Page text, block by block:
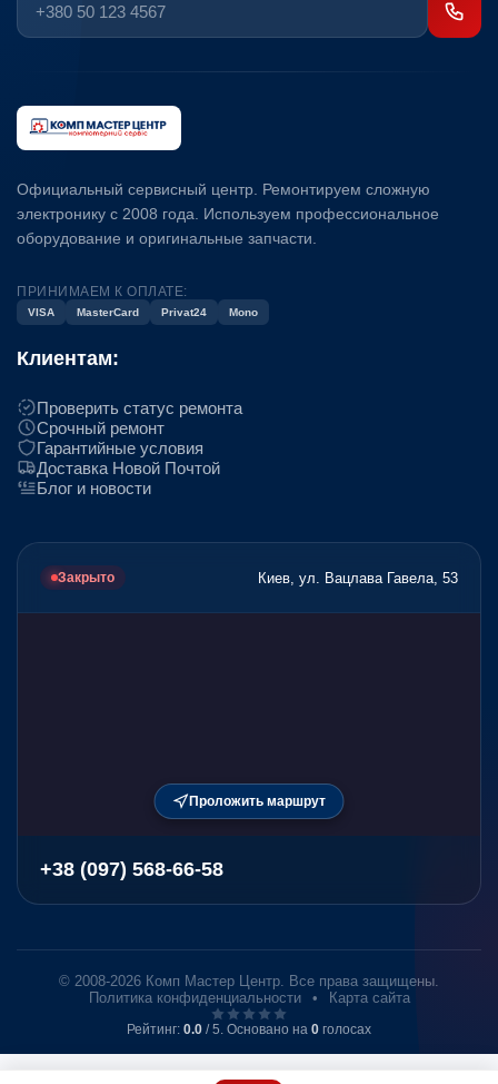
Официальный сервисный центр. Ремонтируем сложную
электронику с 2008 года. Используем профессиональное
оборудование и оригинальные запчасти.
ПРИНИМАЕМ К ОПЛАТЕ:
VISA MasterCard Privat24 Mono
Клиентам:
Проверить статус ремонта
Срочный ремонт
Гарантийные условия
Доставка Новой Почтой
Блог и новости
Закрыто Киев, ул. Вацлава Гавела, 53
Проложить маршрут
+38 (097) 568-66-58
© 2008-2026 Комп Мастер Центр. Все права защищены.
Политика конфиденциальности
• Карта сайта
Рейтинг: 0.0 / 5. Основано на 0 голосах